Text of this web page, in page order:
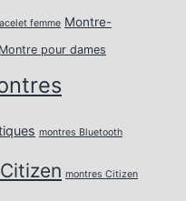
femme Montre-
Montre pour dames
montres Bluetooth
montres Citizen